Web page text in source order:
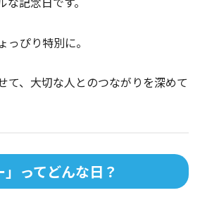
ぴり特別に。
て、大切な人とのつながりを深めて
ってどんな日？